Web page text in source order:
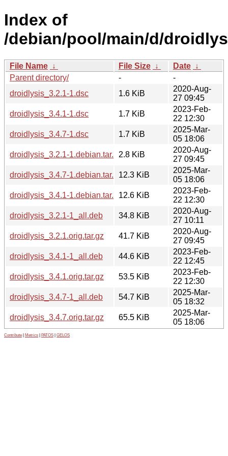
Index of
/debian/pool/main/d/
File Name ↓ File Size ↓ Date ↓
Parent directory/
-
-
droidlysis_3.2.1-1.dsc
1.6 KiB
2020-Aug-
27 09:45
droidlysis_3.4.1-1.dsc
1.7 KiB
2023-Feb-
22 12:30
droidlysis_3.4.7-1.dsc
1.7 KiB
2025-Mar-
05 18:06
droidlysis_3.2.1-1.debian.tar.xz2.8 KiB
2020-Aug-
27 09:45
droidlysis_3.4.7-1.debian.tar.xz12.3 KiB
2025-Mar-
05 18:06
droidlysis_3.4.1-1.debian.tar.xz12.6 KiB
2023-Feb-
22 12:30
droidlysis_3.2.1-1_all.deb
34.8 KiB
2020-Aug-
27 10:11
droidlysis_3.2.1.orig.tar.gz
41.7 KiB
2020-Aug-
27 09:45
droidlysis_3.4.1-1_all.deb
44.6 KiB
2023-Feb-
22 12:45
droidlysis_3.4.1.orig.tar.gz
53.5 KiB
2023-Feb-
22 12:30
droidlysis_3.4.7-1_all.deb
54.7 KiB
2025-Mar-
05 18:32
droidlysis_3.4.7.orig.tar.gz
65.5 KiB
2025-Mar-
05 18:06
Contribute Metrics PATOS GELOS